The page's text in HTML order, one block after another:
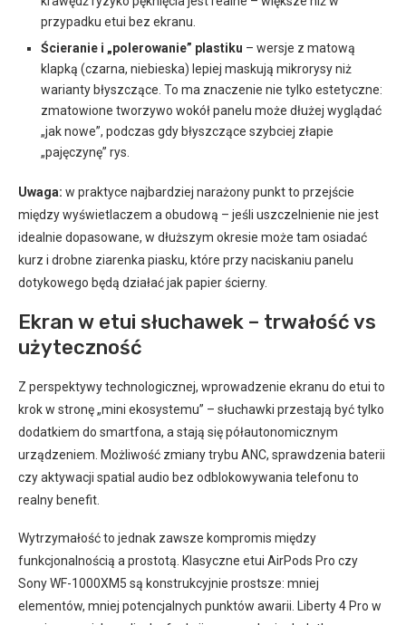
przypadku etui bez ekranu.
Ścieranie i „polerowanie” plastiku – wersje z matową
klapką (czarna, niebieska) lepiej maskują mikrorysy niż
warianty błyszczące. To ma znaczenie nie tylko estetyczne:
zmatowione tworzywo wokół panelu może dłużej wyglądać
„jak nowe”, podczas gdy błyszczące szybciej złapie
„pajęczynę” rys.
Uwaga: w praktyce najbardziej narażony punkt to przejście
między wyświetlaczem a obudową – jeśli uszczelnienie nie jest
idealnie dopasowane, w dłuższym okresie może tam osiadać
kurz i drobne ziarenka piasku, które przy naciskaniu panelu
dotykowego będą działać jak papier ścierny.
Ekran w etui słuchawek – trwałość vs
użyteczność
Z perspektywy technologicznej, wprowadzenie ekranu do etui to
krok w stronę „mini ekosystemu” – słuchawki przestają być tylko
dodatkiem do smartfona, a stają się półautonomicznym
urządzeniem. Możliwość zmiany trybu ANC, sprawdzenia baterii
czy aktywacji spatial audio bez odblokowywania telefonu to
realny benefit.
Wytrzymałość to jednak zawsze kompromis między
funkcjonalnością a prostotą. Klasyczne etui AirPods Pro czy
Sony WF-1000XM5 są konstrukcyjnie prostsze: mniej
elementów, mniej potencjalnych punktów awarii. Liberty 4 Pro w